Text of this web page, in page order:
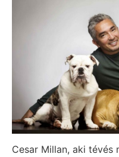
Cesar Millan, aki